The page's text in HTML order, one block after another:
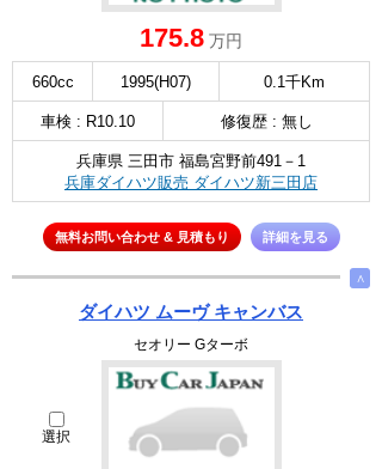
175.8 万円
660cc 1995(H07) 0.1千Km
車検 : R10.10 修復歴 : 無し
兵庫県 三田市 福島宮野前491－1
兵庫ダイハツ販売 ダイハツ新三田店
無料お問い合わせ & 見積もり 詳細を見る
∧
ダイハツ ムーヴ キャンバス
セオリー Gターボ
選択